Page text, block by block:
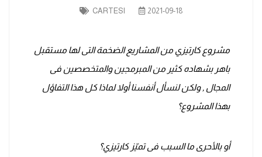
2021-09-18
CARTESI
مشروع كارتيزي من المشاريع الضخمة التى لها مستقبل
باهر بشهاده كثير من المبرمجين والمتخصصين فى
المجال , ولكن لنسأل أنفسنا أولا لماذا كل هذا التفاؤل
بهذا المشروع؟
أو بالأحرى ما السبب فى تميّز كارتيزي؟